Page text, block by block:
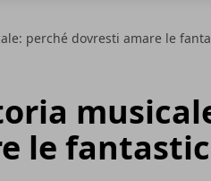
perché dovresti amare le
le